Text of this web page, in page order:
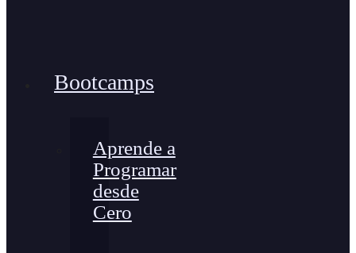
Bootcamps
Aprende a
Programar
desde
Cero